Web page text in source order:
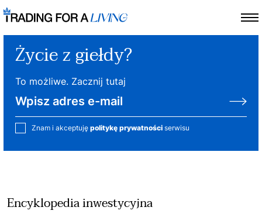
Życie z giełdy?
To możliwe. Zacznij tutaj
Znam i akceptuję politykę prywatności serwisu
Encyklopedia inwestycyjna